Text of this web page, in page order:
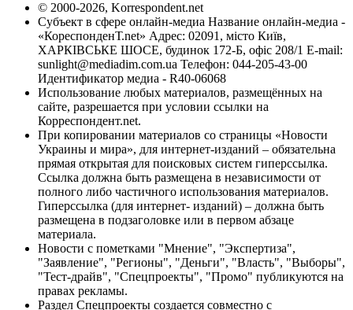
© 2000-2026, Korrespondent.net
Субъект в сфере онлайн-медиа Название онлайн-медиа -
«КореспонденТ.net» Адрес: 02091, місто Київ,
ХАРКІВСЬКЕ ШОСЕ, будинок 172-Б, офіс 208/1 E-mail:
sunlight@mediadim.com.ua Телефон: 044-205-43-00
Идентификатор медиа - R40-06068
Использование любых материалов, размещённых на
сайте, разрешается при условии ссылки на
Корреспондент.net.
При копировании материалов со страницы «Новости
Украины и мира», для интернет-изданий – обязательна
прямая открытая для поисковых систем гиперссылка.
Ссылка должна быть размещена в независимости от
полного либо частичного использования материалов.
Гиперссылка (для интернет- изданий) – должна быть
размещена в подзаголовке или в первом абзаце
материала.
Новости с пометками "Мнение", "Экспертиза",
"Заявление", "Регионы", "Деньги", "Власть", "Выборы",
"Тест-драйв", "Спецпроекты", "Промо" публикуются на
правах рекламы.
Раздел Спецпроекты создается совместно с